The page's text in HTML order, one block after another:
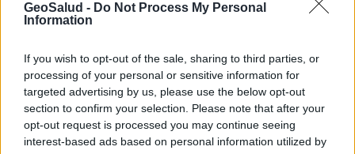
GeoSalud - Do Not Process My Personal
Information
If you wish to opt-out of the sale, sharing to third parties, or
processing of your personal or sensitive information for
targeted advertising by us, please use the below opt-out
section to confirm your selection. Please note that after your
opt-out request is processed you may continue seeing
interest-based ads based on personal information utilized by